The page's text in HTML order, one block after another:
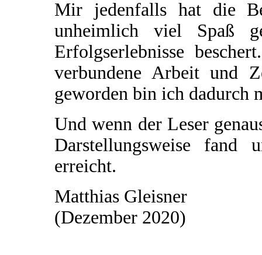
Mir jedenfalls hat die
unheimlich viel Spaß
Erfolgserlebnisse
verbundene Arbeit und
geworden bin ich dadurch
Und wenn der Leser
Darstellungsweise
erreicht.
Matthias Gleisner
(Dezember 2020)